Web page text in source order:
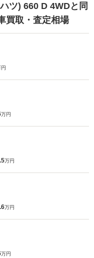
ツ) 660 D 4WDと同
買取・査定相場
円
万円
万円
万円
万円